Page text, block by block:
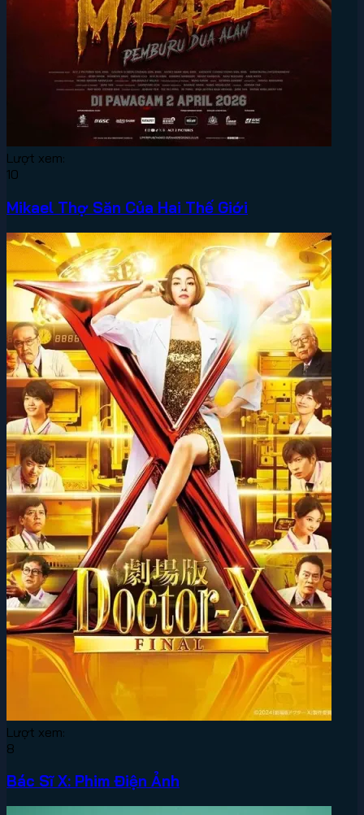
Lượt xem:
10
Mikael Thợ Săn Của Hai Thế Giới
Lượt xem:
8
Bác Sĩ X: Phim Điện Ảnh